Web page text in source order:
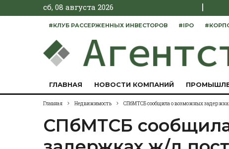
сб, 08 августа 2026 |
#КЛУБ РАССЕРЖЕННЫХ ИНВЕСТОРОВ #IPO
ГЛАВНАЯ НОВОСТИ КОМПАНИЙ
Главная Недвижимость СПбМТСБ сообщила о возможных
СПбМТСБ